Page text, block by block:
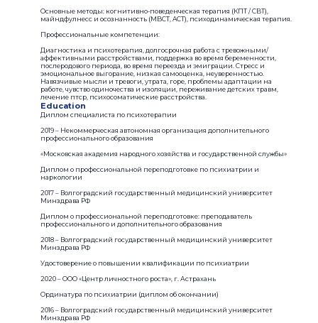
Основные методы: когнитивно-поведенческая терапия (КПТ / CBT),
майндфулнесс и осознанность (MBCT, ACT), психодинамическая терапия.
Профессиональные компетенции:
Диагностика и психотерапия, долгосрочная работа с тревожными/
аффективными расстройствами, поддержка во время беременности,
послеродового периода, во время переезда и эмиграции. Стресс и
эмоциональное выгорание, низкая самооценка, неуверенностью.
Навязчивые мысли и тревоги, утрата, горе, проблемы адаптации на
работе, чувство одиночества и изоляции, переживание детских травм,
лечение птср, психосоматические расстройства.
Education
Диплом специалиста по психотерапии
2019 – Некоммерческая автономная организация дополнительного
профессионального образования​
«Московская академия народного хозяйства и государственной службы»
Диплом о профессиональной переподготовке по психиатрии и
наркологии
2017 – Волгоградский государственный медицинский университет
Минздрава РФ
Диплом о профессиональной переподготовке: преподаватель
профессионального и дополнительного образования
2018 – Волгоградский государственный медицинский университет
Минздрава РФ
Удостоверение о повышении квалификации по психиатрии
2020 – ООО «Центр личностного роста», г. Астрахань
Ординатура по психиатрии (диплом об окончании)
2016 – Волгоградский государственный медицинский университет
Минздрава РФ